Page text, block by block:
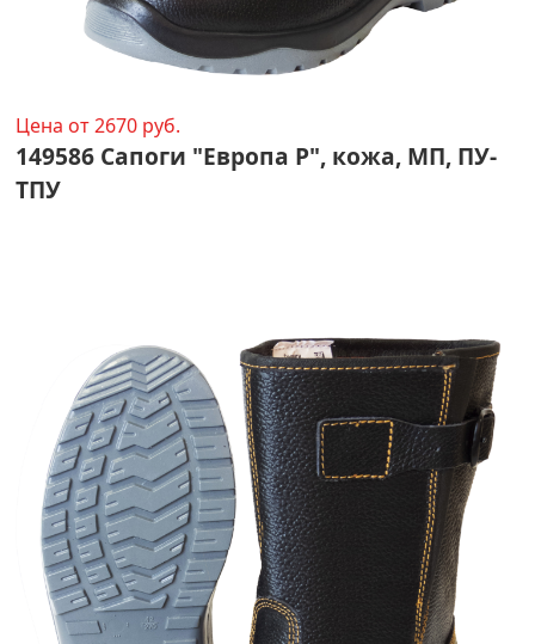
Цена от 2670 руб.
149586 Сапоги "Европа Р", кожа, МП, ПУ-
ТПУ